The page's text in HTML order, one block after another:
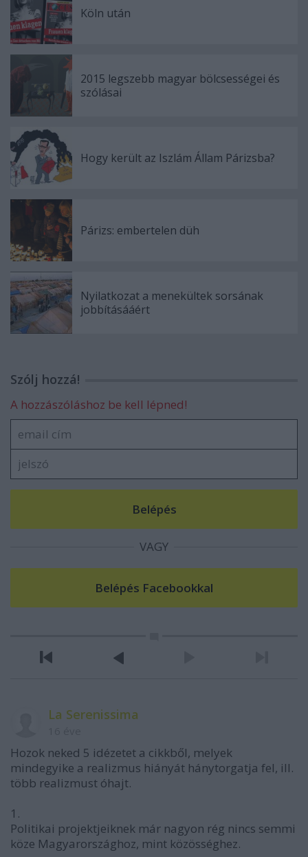
Köln után
2015 legszebb magyar bölcsességei és
szólásai
Hogy került az Iszlám Állam Párizsba?
Párizs: embertelen düh
Nyilatkozat a menekültek sorsának
jobbításááért
Szólj hozzá!
A hozzászóláshoz be kell lépned!
VAGY
La Serenissima
Hozok neked 5 idézetet a cikkből, melyek
mindegyike a realizmus hiányát hánytorgatja fel, ill.
több realizmust óhajt.
1.
Politikai projektjeiknek már nagyon rég nincs semmi
köze Magyarországhoz, mint közösséghez.